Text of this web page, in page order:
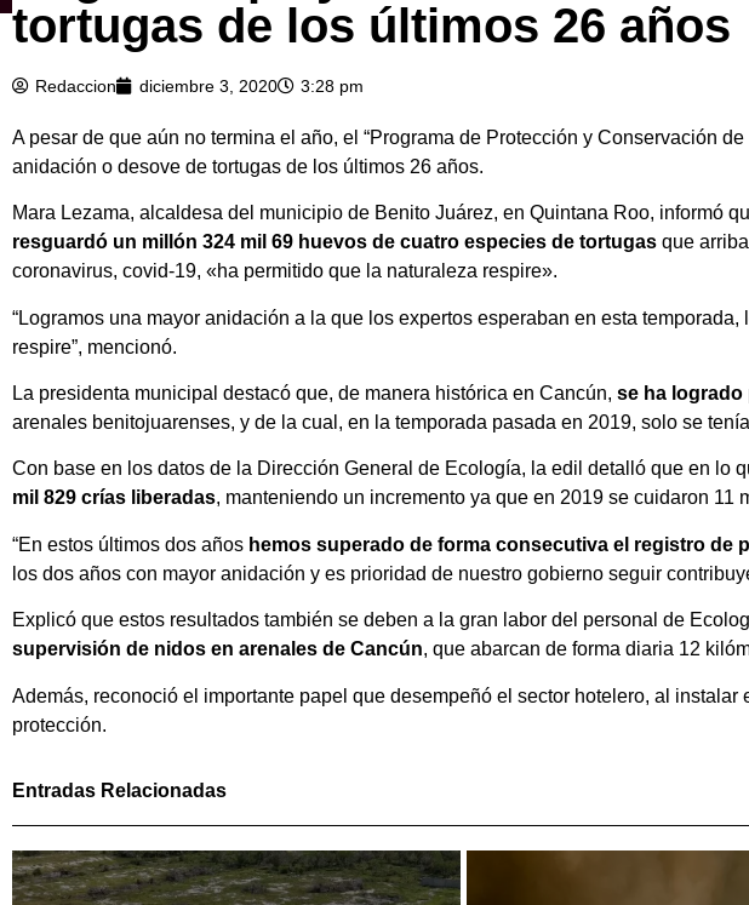
tortugas de los últimos 26 años
Redaccion diciembre 3, 2020 3:28 pm
A pesar de que aún no termina el año, el “Programa de Protección y Conservación
anidación o desove de tortugas de los últimos 26 años.
Mara Lezama, alcaldesa del municipio de Benito Juárez, en Quintana Roo, informó
resguardó un millón 324 mil 69 huevos de cuatro especies de tortugas que
coronavirus, covid-19, «ha permitido que la naturaleza respire».
“Logramos una mayor anidación a la que los expertos esperaban en esta
respire”, mencionó.
La presidenta municipal destacó que, de manera histórica en Cancún, se ha logrado
arenales benitojuarenses, y de la cual, en la temporada pasada en 2019, solo se
Con base en los datos de la Dirección General de Ecología, la edil detalló que en lo
mil 829 crías liberadas, manteniendo un incremento ya que en 2019 se cuidaron
“En estos últimos dos años hemos superado de forma consecutiva el registro de
los dos años con mayor anidación y es prioridad de nuestro gobierno seguir
Explicó que estos resultados también se deben a la gran labor del personal de
supervisión de nidos en arenales de Cancún, que abarcan de forma diaria 12
Además, reconoció el importante papel que desempeñó el sector hotelero, al
protección.
Entradas Relacionadas